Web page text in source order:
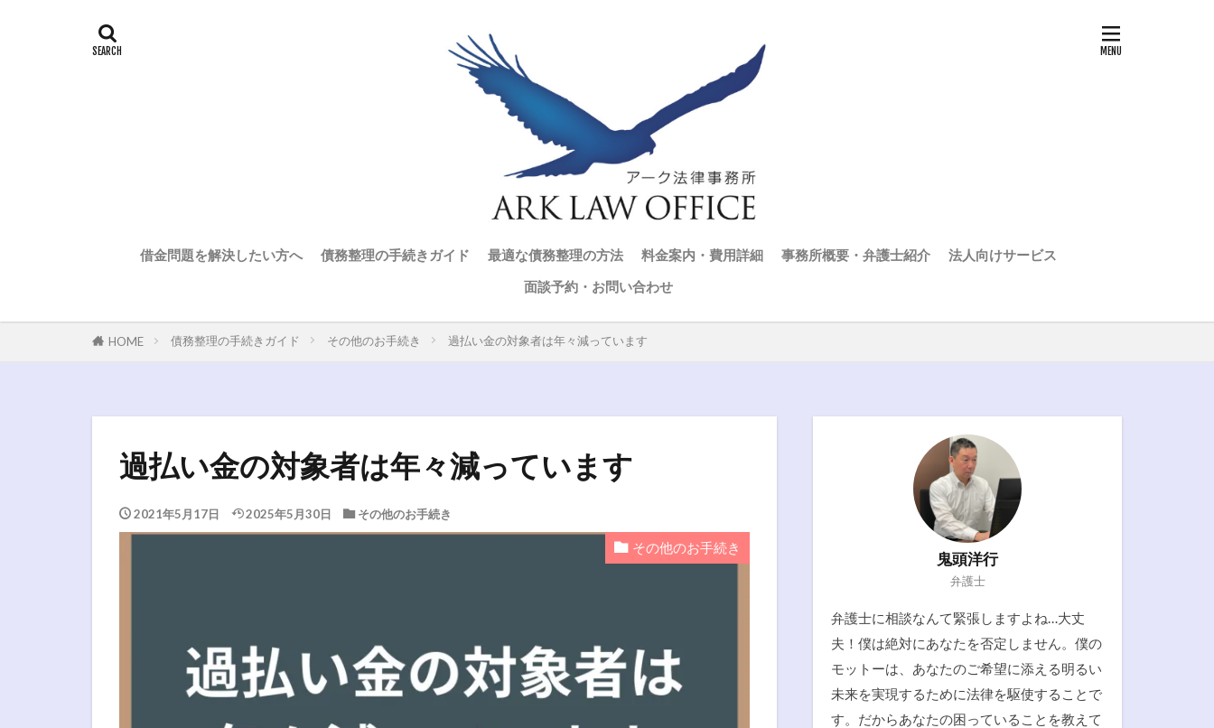
借金問題を解決したい方へ 債務整理の手続きガイド 最適な債務整理の方法 料金案内・費用詳細 事務所概要・弁護士紹介
法人向けサービス
面談予約・お問い合わせ
HOME 債務整理の手続きガイド その他のお手続き 過払い金の対象者は年々減っています
過払い金の対象者は年々減っています
2021年5月17日 2025年5月30日 その他のお手続き
その他のお手続き
鬼頭洋行
弁護士
弁護士に相談なんて緊張しますよね…大丈
夫！僕は絶対にあなたを否定しません。僕の
モットーは、あなたのご希望に添える明るい
未来を実現するために法律を駆使することで
す。だからあなたの困っていることを教えて